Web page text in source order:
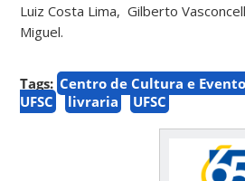
Luiz Costa Lima, Gilberto
Miguel.
Tags: Centro de Cultura e
UFSC
livraria UFSC